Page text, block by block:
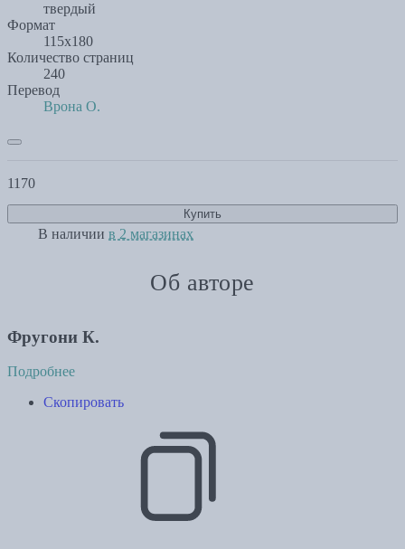
твердый
Формат
115х180
Количество страниц
240
Перевод
Врона О.
1170
Купить
В наличии в 2 магазинах
Об авторе
Фругони К.
Подробнее
Скопировать